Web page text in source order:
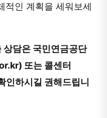
적인 계획을 세워보세
상담은 국민연금공단
또는 콜센터
인하시길 권해드립니